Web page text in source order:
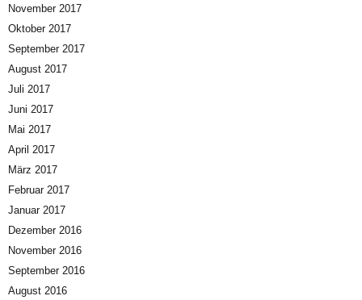
November 2017
Oktober 2017
September 2017
August 2017
Juli 2017
Juni 2017
Mai 2017
April 2017
März 2017
Februar 2017
Januar 2017
Dezember 2016
November 2016
September 2016
August 2016